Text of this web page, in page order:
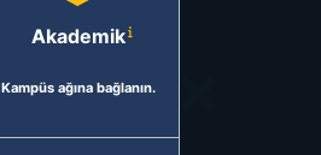
Akademik
Kampüs ağına bağlanın.